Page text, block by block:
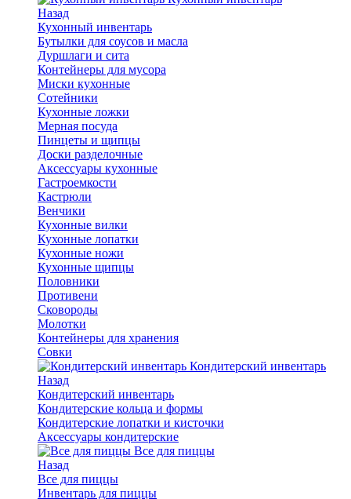
Назад
Кухонный инвентарь
Бутылки для соусов и масла
Дуршлаги и сита
Контейнеры для мусора
Миски кухонные
Сотейники
Кухонные ложки
Мерная посуда
Пинцеты и щипцы
Доски разделочные
Аксессуары кухонные
Гастроемкости
Кастрюли
Венчики
Кухонные вилки
Кухонные лопатки
Кухонные ножи
Кухонные щипцы
Половники
Противени
Сковороды
Молотки
Контейнеры для хранения
Совки
Кондитерский инвентарь
Назад
Кондитерский инвентарь
Кондитерские кольца и формы
Кондитерские лопатки и кисточки
Аксессуары кондитерские
Все для пиццы
Назад
Все для пиццы
Инвентарь для пиццы